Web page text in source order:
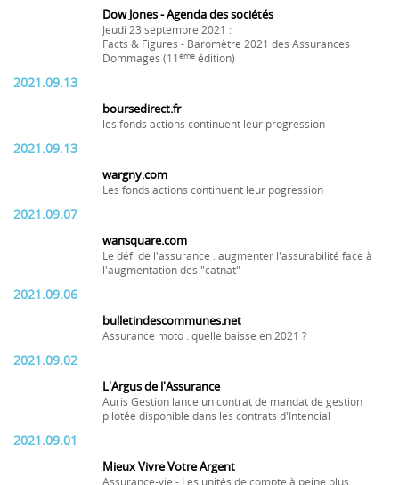
Dow Jones - Agenda des sociétés
Jeudi 23 septembre 2021 :
Facts & Figures - Baromètre 2021 des Assurances
Dommages (11 ème édition)
2021.09.13
boursedirect.fr
les fonds actions continuent leur progression
2021.09.13
wargny.com
Les fonds actions continuent leur pogression
2021.09.07
wansquare.com
Le défi de l'assurance : augmenter l'assurabilité face à
l'augmentation des "catnat"
2021.09.06
bulletindescommunes.net
Assurance moto : quelle baisse en 2021 ?
2021.09.02
L'Argus de l'Assurance
Auris Gestion lance un contrat de mandat de gestion
pilotée disponible dans les contrats d'Intencial
2021.09.01
Mieux Vivre Votre Argent
Assurance-vie - Les unités de compte à peine plus